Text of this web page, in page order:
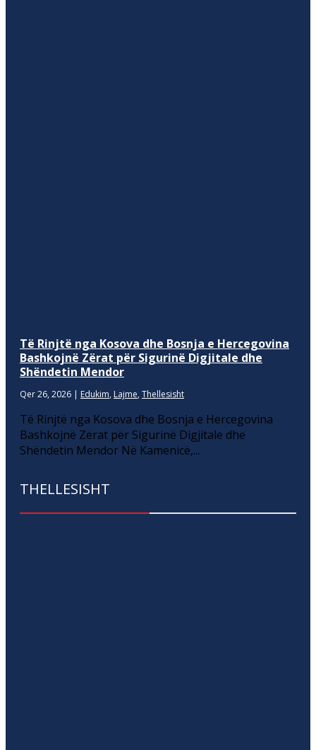
Të Rinjtë nga Kosova dhe Bosnja e Hercegovina
Bashkojnë Zërat për Sigurinë Digjitale dhe
Shëndetin Mendor
Qer 26, 2026 | Edukim, Lajme, Thellesisht
Të Rinjtë nga Kosova dhe Bosnja e Hercegovina
Bashkojnë Zërat për Sigurinë Digjitale dhe
Shëndetin Mendor Në Kamenicë,...
THELLESISHT